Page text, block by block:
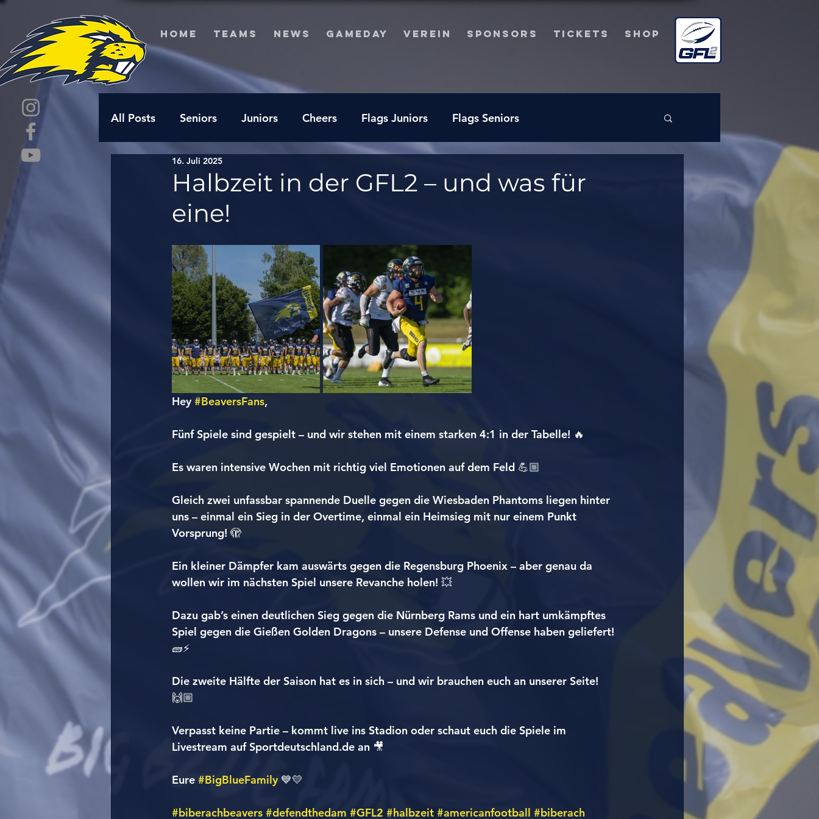
HOME TEAMS NEWS GAMEDAY VEREIN SPONSORS TICKETS SHOP
All Posts Seniors Juniors Cheers Flags Juniors Flags Seniors
Halbzeit in der GFL2 – und was für
eine!
16. Juli 2025
Hey #BeaversFans,
Fünf Spiele sind gespielt – und wir stehen mit einem starken 4:1 in der Tabelle! 🔥
Es waren intensive Wochen mit richtig viel Emotionen auf dem Feld 💪🏼
Gleich zwei unfassbar spannende Duelle gegen die Wiesbaden Phantoms liegen hinter
uns – einmal ein Sieg in der Overtime, einmal ein Heimsieg mit nur einem Punkt
Vorsprung! 🫣
Ein kleiner Dämpfer kam auswärts gegen die Regensburg Phoenix – aber genau da
wollen wir im nächsten Spiel unsere Revanche holen! 💥
Dazu gab’s einen deutlichen Sieg gegen die Nürnberg Rams und ein hart umkämpftes
Spiel gegen die Gießen Golden Dragons – unsere Defense und Offense haben geliefert!
🧱⚡️
Die zweite Hälfte der Saison hat es in sich – und wir brauchen euch an unserer Seite!
🙌🏼
Verpasst keine Partie – kommt live ins Stadion oder schaut euch die Spiele im
Livestream auf Sportdeutschland.de an 🎥
Eure #BigBlueFamily 💙💛
#biberachbeavers #defendthedam #GFL2 #halbzeit #americanfootball #biberach